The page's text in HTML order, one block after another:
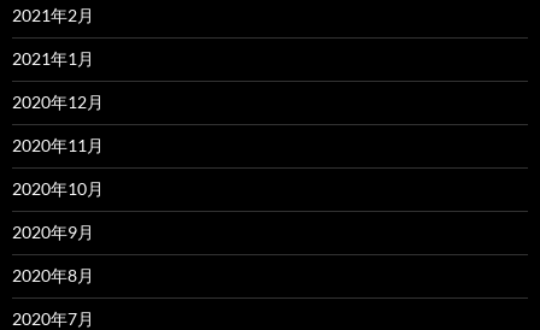
2021年2月
2021年1月
2020年12月
2020年11月
2020年10月
2020年9月
2020年8月
2020年7月